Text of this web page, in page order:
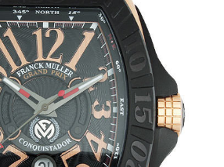
ロレックス
パテック
フィリップ